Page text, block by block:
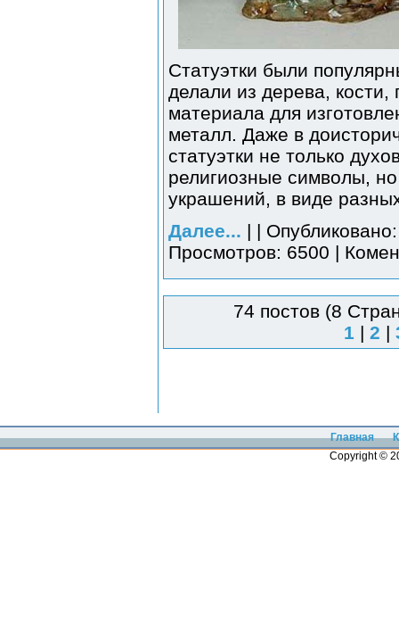
Статуэтки были
делали из дерева, кости,
материала для
металл. Даже в
статуэтки не только
религиозные символы,
украшений, в виде
Далее... | |
Просмотров: 6500 |
74 постов (8
1 | 2 |
Главная
Copyright ©